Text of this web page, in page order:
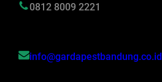
0812 8009 2221
info@gardapestbandung.co.id